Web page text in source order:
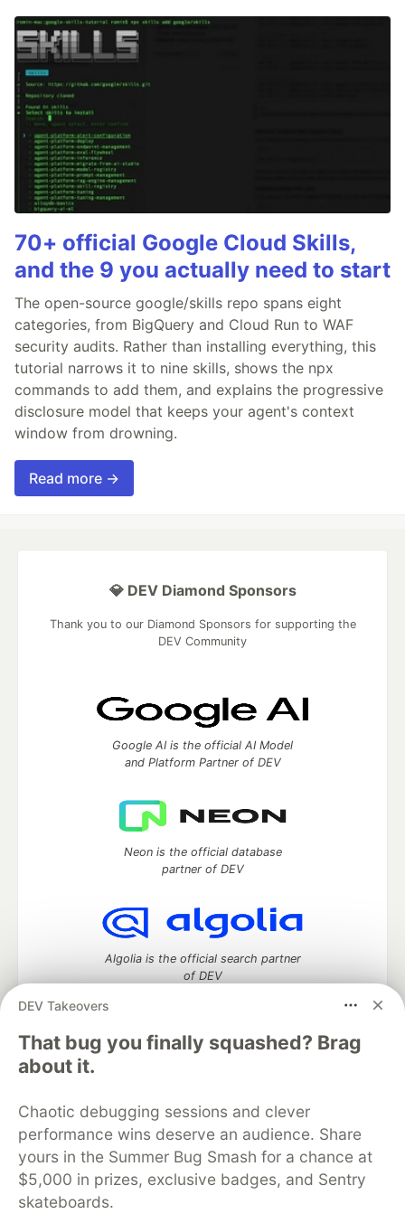
70+ official Google Cloud Skills,
and the 9 you actually need to start
The open-source google/skills repo spans eight
categories, from BigQuery and Cloud Run to WAF
security audits. Rather than installing everything, this
tutorial narrows it to nine skills, shows the npx
commands to add them, and explains the progressive
disclosure model that keeps your agent's context
window from drowning.
Read more →
DEV Takeovers
That bug you finally squashed? Brag
about it.
Chaotic debugging sessions and clever
performance wins deserve an audience. Share
yours in the Summer Bug Smash for a chance at
$5,000 in prizes, exclusive badges, and Sentry
skateboards.
💎 DEV Diamond Sponsors
Thank you to our Diamond Sponsors for supporting the
DEV Community
Google AI is the official AI Model
and Platform Partner of DEV
Neon is the official database
partner of DEV
Algolia is the official search partner
of DEV
DEV Community
DEV Education Tracks
DEV Help
Advertise on DEV
Organization Accounts
DEV Showcase About
Contact
Free Postgres Database
DEV Shop
MLH
Code of Conduct
Privacy Policy
Terms of Use
Built on
Forem software that powers
DEV
and other inclusive communities.